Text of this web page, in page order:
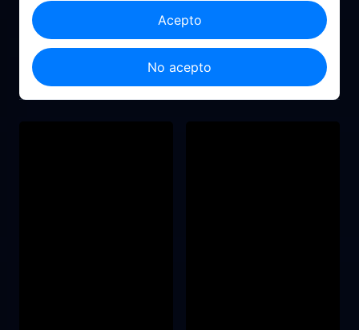
2020
Cómo me convertí en
superhéroe
2025
Resistencia
Acepto
No acepto